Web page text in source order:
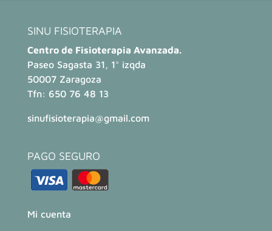
SINU FISIOTERAPIA
Centro de Fisioterapia Avanzada.
Paseo Sagasta 31, 1° izqda
50007 Zaragoza
Tfn: 650 76 48 13
sinufisioterapia@gmail.com
PAGO SEGURO
Mi cuenta